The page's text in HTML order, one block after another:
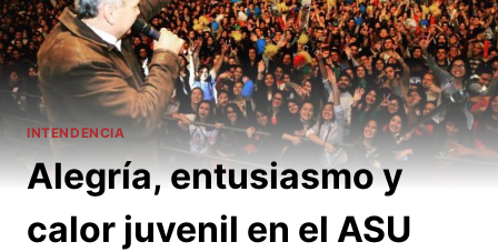
INTENDENCIA
Alegría, entusiasmo y
calor juvenil en el ASU